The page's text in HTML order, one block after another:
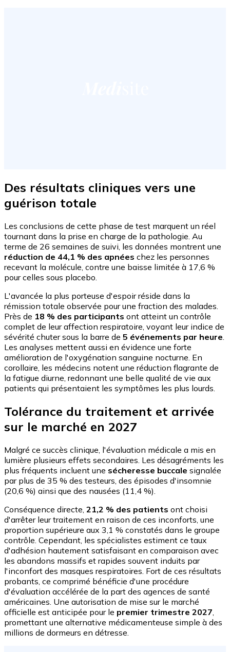
Des résultats cliniques vers une
guérison totale
Les conclusions de cette phase de test marquent un réel
tournant dans la prise en charge de la pathologie. Au
terme de 26 semaines de suivi, les données montrent une
réduction de 44,1 % des apnées chez les personnes
recevant la molécule, contre une baisse limitée à 17,6 %
pour celles sous placebo.
L'avancée la plus porteuse d'espoir réside dans la
rémission totale observée pour une fraction des malades.
Près de 18 % des participants ont atteint un contrôle
complet de leur affection respiratoire, voyant leur indice de
sévérité chuter sous la barre de 5 événements par heure
Les analyses mettent aussi en évidence une forte
amélioration de l'oxygénation sanguine nocturne. En
corollaire, les médecins notent une réduction flagrante de
la fatigue diurne, redonnant une belle qualité de vie aux
patients qui présentaient les symptômes les plus lourds.
Tolérance du traitement et arrivée
sur le marché en 2027
Malgré ce succès clinique, l'évaluation médicale a mis en
lumière plusieurs effets secondaires. Les désagréments les
plus fréquents incluent une sécheresse buccale signalée
par plus de 35 % des testeurs, des épisodes d'insomnie
(20,6 %) ainsi que des nausées (11,4 %).
Conséquence directe, 21,2 % des patients ont choisi
d'arrêter leur traitement en raison de ces inconforts, une
proportion supérieure aux 3,1 % constatés dans le groupe
contrôle. Cependant, les spécialistes estiment ce taux
d'adhésion hautement satisfaisant en comparaison avec
les abandons massifs et rapides souvent induits par
l'inconfort des masques respiratoires. Fort de ces résultats
probants, ce comprimé bénéficie d'une procédure
d'évaluation accélérée de la part des agences de santé
américaines. Une autorisation de mise sur le marché
officielle est anticipée pour le premier trimestre 2027
promettant une alternative médicamenteuse simple à des
millions de dormeurs en détresse.